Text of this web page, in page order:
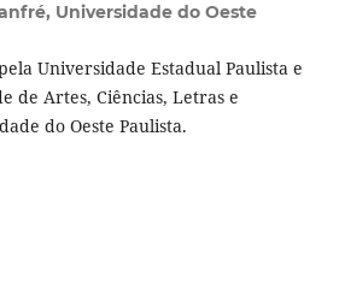
Universidade do Oeste
Universidade Estadual Paulista e
de Artes, Ciências, Letras e
do Oeste Paulista.